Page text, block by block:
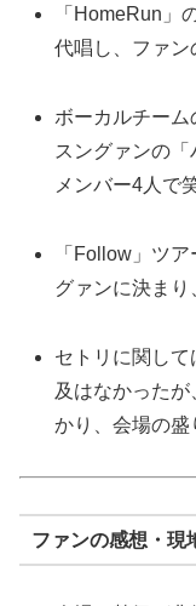
「HomeRun」
代唱し、ファン
ボーカルチー
スングァンの
メンバー4人で
「Follow」ツ
グァンに決まり
セトリに関し
及はなかった
かり、会場の盛
ファンの感想・現